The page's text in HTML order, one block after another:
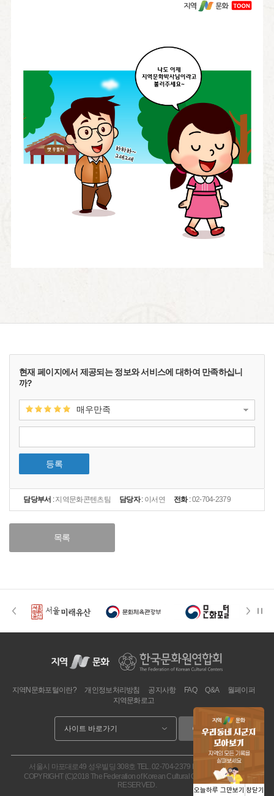
현재 페이지에서 제공되는 정보와 서비스에 대하여 만족하십니
까?
매우만족
등록
담당부서 :지역문화콘텐츠팀 담당자: 이서연 전화:02-704-2379
목록
이동
지역N문화포털이란? 개인정보처리방침 공지사항 FAQ Q&A
월페이퍼
지역문화로고
서울시 마포대로49 성우빌딩 308호 TEL. 02-704-2379
FAX. 02.704-2377
COPYRIGHT (C)2018 The Federation of Korean Cultural Centers. ALL RIGHT
RESERVED.
오늘하루 그만보기 창닫기